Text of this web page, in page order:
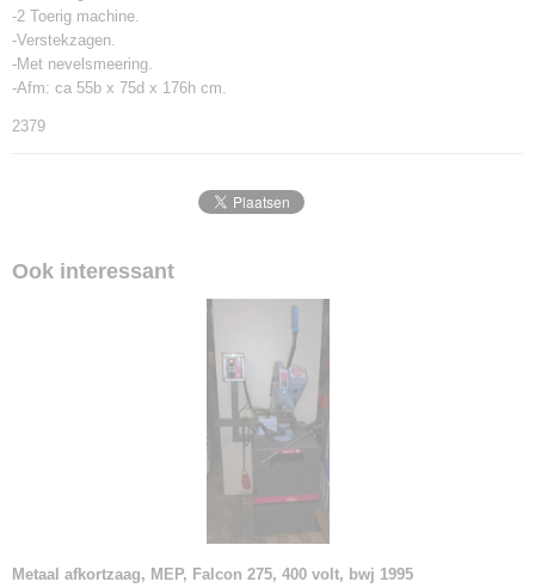
-2 Toerig machine.
-Verstekzagen.
-Met nevelsmeering.
-Afm: ca 55b x 75d x 176h cm.
2379
Ook interessant
Metaal afkortzaag, MEP, Falcon 275, 400 volt, bwj 1995